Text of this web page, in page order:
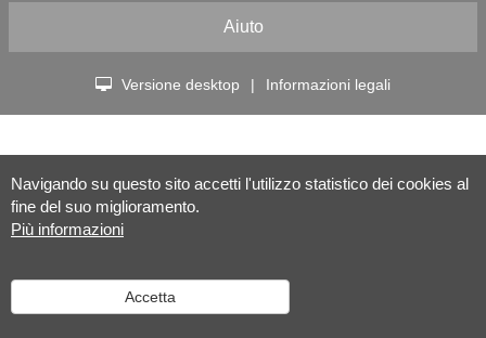
Navigando su questo sito accetti l'utilizzo statistico dei cookies al
fine del suo miglioramento.
Più informazioni
Accetta
Aiuto
Versione desktop | Informazioni legali